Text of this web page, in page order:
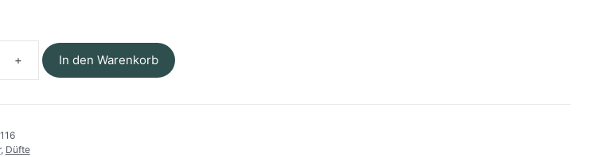
In den Warenkorb
, Düfte